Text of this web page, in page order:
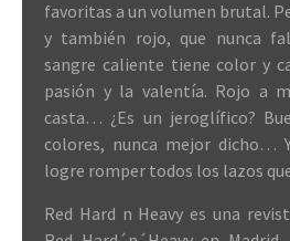
favoritas a un volumen brutal.
y también rojo, que nunca
sangre caliente tiene color y
pasión y la valentía. Rojo a
casta… ¿Es un jeroglífico?
colores, nunca mejor dicho…
logre romper todos los lazos
Red Hard n Heavy es una